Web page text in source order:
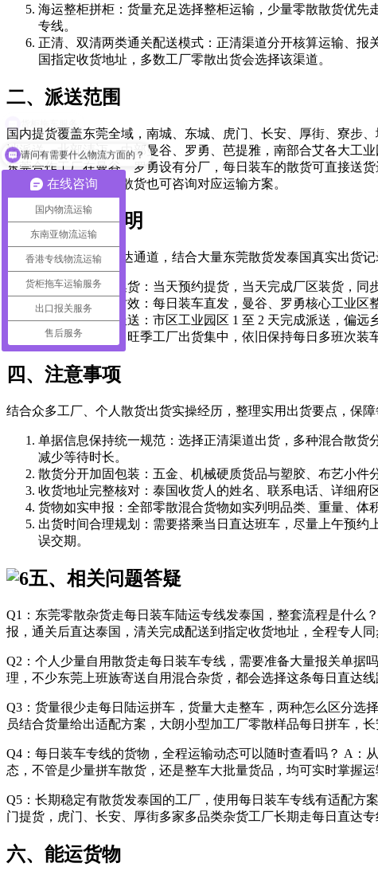
海运整柜拼柜：货量充足选择整柜运输，少量零散散货优
专线。
正清、双清两类通关配送模式：正清渠道分开核算运输、
国指定收货地址，多数工厂零散出货会选择该渠道。
二、派送范围
国内提货覆盖东莞全域，南城、东城、虎门、长安、厚街、寮步
端派送，北部清迈、中部曼谷、罗勇、芭提雅，南部合艾各大工
东莞合作工厂在曼谷、罗勇设有分厂，每日装车的散货可直接送
往其他东南亚国家的散货也可咨询对应运输方案。
三、时效说明
依托每日固定装车直达通道，结合大量东莞散货发泰国真实出货
东莞上门提货集货：当天预约提货，当天完成厂区装货，同
跨境陆运干线时效：每日装车直发，曼谷、罗勇核心工业区
泰国本地清关派送：市区工业园区 1 至 2 天完成派送，偏
期会小幅变动；旺季工厂出货集中，依旧保持每日多班次
四、注意事项
结合众多工厂、个人散货出货实操经历，整理实用出货要点，保障
单据信息保持统一规范：选择正清渠道出货，多种混合散
减少等待时长。
散货分开加固包装：五金、机械硬质货品与塑胶、布艺小件
收货地址完整核对：泰国收货人的姓名、联系电话、详细府
货物如实申报：全部零散混合货物如实列明品类、重量、体
出货时间合理规划：需要搭乘当日直达班车，尽量上午预
误交期。
五、相关问题答疑
Q1：东莞零散杂货走每日装车陆运专线发泰国，整套流程是什么
报，通关后直达泰国，清关完成配送到指定收货地址，全程专人
Q2：个人少量自用散货走每日装车专线，需要准备大量报关单据
理，不少东莞上班族寄送自用混合杂货，都会选择这条每日直达线
Q3：货量很少走每日陆运拼车，货量大走整车，两种怎么区分选
员结合货量给出适配方案，大朗小型加工厂零散样品每日拼车，长
Q4：每日装车专线的货物，全程运输动态可以随时查看吗？ A：
态，不管是少量拼车散货，还是整车大批量货品，均可实时掌握运
Q5：长期稳定有散货发泰国的工厂，使用每日装车专线有适配方
门提货，虎门、长安、厚街多家多品类杂货工厂长期走每日直达专
六、能运货物
在线咨询
国内物流运输
东南亚物流运输
香港专线物流运输
货柜拖车运输服务
出口报关服务
售后服务
请问有需要什么物流方面的？